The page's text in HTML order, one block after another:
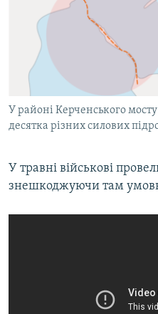
У районі Керченського
десятка різних силових
У травні військові
знешкоджуючи там